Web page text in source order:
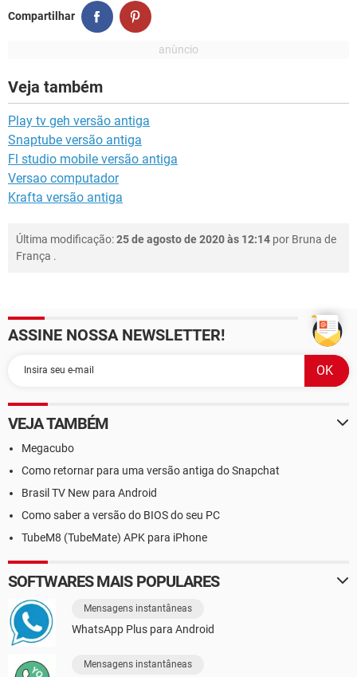
Compartilhar
Veja também
Play tv geh versão antiga
Snaptube versão antiga
Fl studio mobile versão antiga
Versao computador
Krafta versão antiga
Última modificação:25 de agosto de 2020 às 12:14 por Bruna de
França .
ASSINE NOSSA NEWSLETTER!
VEJA TAMBÉM
Megacubo
Como retornar para uma versão antiga do Snapchat
Brasil TV New para Android
Como saber a versão do BIOS do seu PC
TubeM8 (TubeMate) APK para iPhone
SOFTWARES MAIS POPULARES
Mensagens instantâneas
WhatsApp Plus para Android
Mensagens instantâneas